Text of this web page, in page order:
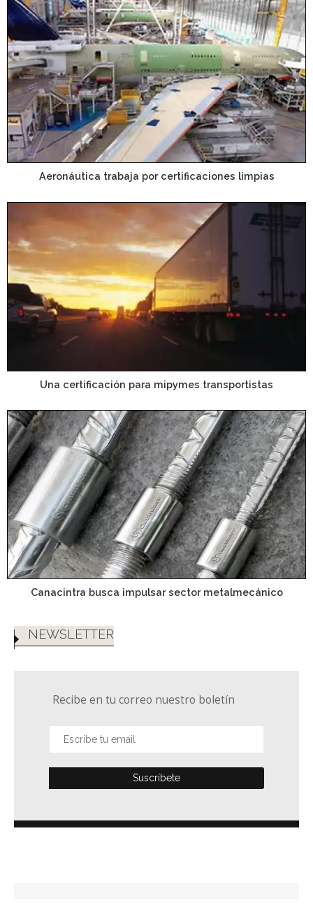
Aeronáutica trabaja por certificaciones limpias
Una certificación para mipymes transportistas
Canacintra busca impulsar sector metalmecánico
NEWSLETTER
Recibe en tu correo nuestro boletín